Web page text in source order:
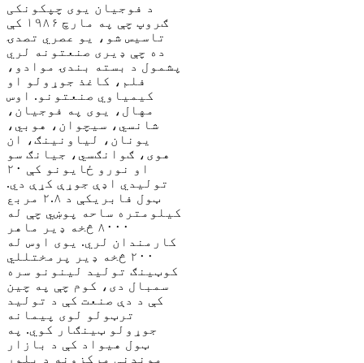
د فوجیان یوی چپکونکی
ګروپ چې په مارچ ۱۹۸۶ کې
تاسیس شو، یو عصري تصدۍ
ده چې ډیری صنعتونه لري
پشمول د بسته بندۍ موادو،
فلم، کاغذ جوړولو او
کیمیاوي صنعتونو. اوس
مهال، یوی په فوجیان،
شانسي، سیچوان، هوبي،
یونان، لیاونینګ، ان
هوی، ګوانګسي، جیانګ سو
او نورو ځایونو کې ۲۰
تولیدي اډې جوړې کړې دي.
ټول فابریکې د ۲.۸ مربع
کیلومتره ساحه پوښي چې له
۸۰۰۰ څخه ډیر ماهر
کارمندان لري. یوی اوس له
۲۰۰ څخه ډیر پرمختللي
کوټینګ تولید لینونو سره
سمبال دی، کوم چې په چین
کې د دې صنعت کې د تولید
ترټولو لوی پیمانه
جوړولو ټینګار کوي. په
ټول هیواد کې د بازار
موندنې مرکزونه د پلور